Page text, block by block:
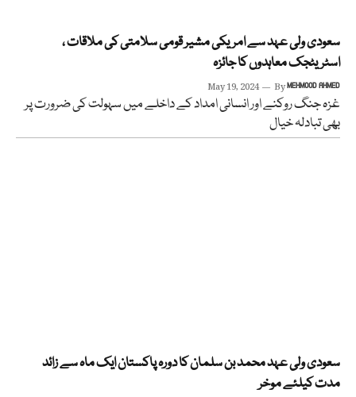
سعودی ولی عہد سے امریکی مشیر قومی سلامتی کی ملاقات ،
اسٹریٹجک معاہدوں کا جائزہ
May 19, 2024 ByMEHMOOD AHMED
غزہ جنگ روکنے اور انسانی امداد کے داخلے میں سہولت کی ضرورت پر
بھی تبادلہ خیال
سعودی ولی عہد محمد بن سلمان کا دورہ پاکستان ایک ماہ سے زائد
مدت کیلئے موخر